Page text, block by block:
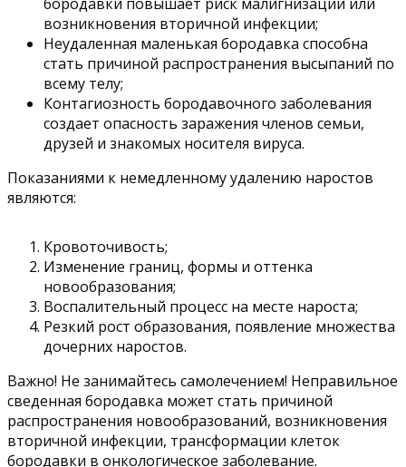
возникновения вторичной инфекции;
Неудаленная маленькая бородавка способна
стать причиной распространения высыпаний по
всему телу;
Контагиозность бородавочного заболевания
создает опасность заражения членов семьи,
друзей и знакомых носителя вируса.
Показаниями к немедленному удалению наростов
являются:
Кровоточивость;
Изменение границ, формы и оттенка
новообразования;
Воспалительный процесс на месте нароста;
Резкий рост образования, появление множества
дочерних наростов.
Важно! Не занимайтесь самолечением! Неправильное
сведенная бородавка может стать причиной
распространения новообразований, возникновения
вторичной инфекции, трансформации клеток
бородавки в онкологическое заболевание.